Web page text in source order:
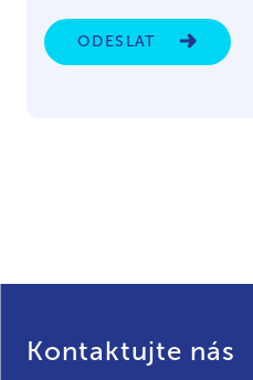
ODESLAT
Kontaktujte nás